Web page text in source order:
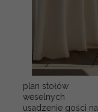
plan stołów
weselnych
usadzenie gości na